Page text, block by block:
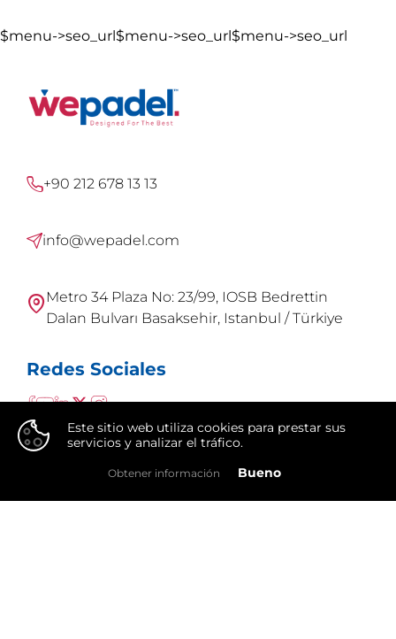
$menu->seo_url$menu->seo_url$menu->seo_url
+90 212 678 13 13
info@wepadel.com
Metro 34 Plaza No: 23/99, IOSB Bedrettin
Dalan Bulvarı Basaksehir, Istanbul / Türkiye
Redes Sociales
WePadel es una marca de Integral Group
Este sitio web utiliza cookies para prestar sus
servicios y analizar el tráfico.
Obtener información Bueno